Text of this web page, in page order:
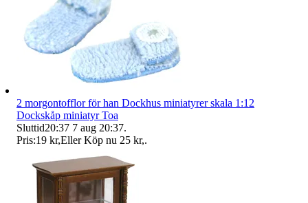
2 morgontofflor för han Dockhus miniatyrer skala 1:12
Dockskåp miniatyr Toa
Sluttid20:37 7 aug 20:37.
Pris:19 kr,Eller Köp nu 25 kr,.